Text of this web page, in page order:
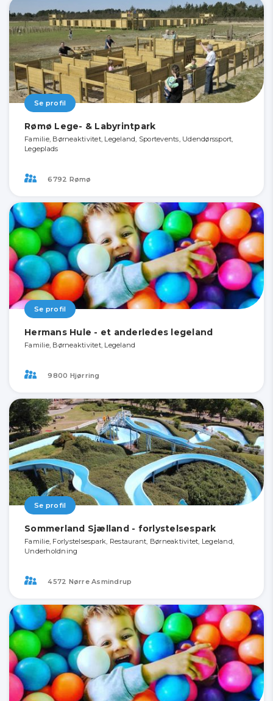
Se profil
Rømø Lege- & Labyrintpark
Familie, Børneaktivitet, Legeland, Sportevents, Udendørssport,
Legeplads
6792 Rømø
Se profil
Hermans Hule - et anderledes legeland
Familie, Børneaktivitet, Legeland
9800 Hjørring
Se profil
Sommerland Sjælland - forlystelsespark
Familie, Forlystelsespark, Restaurant, Børneaktivitet, Legeland,
Underholdning
4572 Nørre Asmindrup